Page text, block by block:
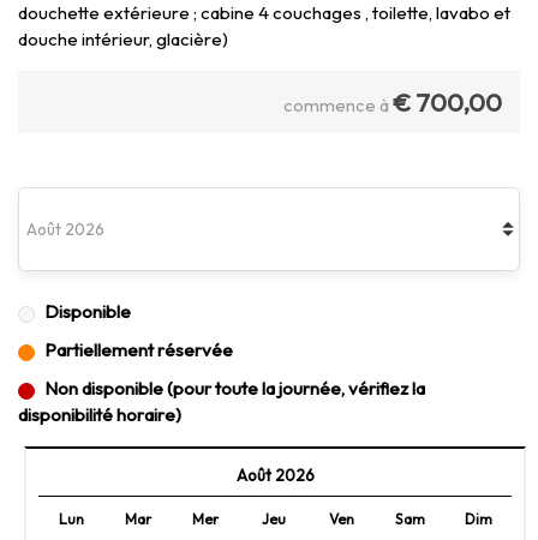
douchette extérieure ; cabine 4 couchages , toilette, lavabo et
douche intérieur, glacière)
commence à €700,00
Disponible
Partiellement réservée
Non disponible (pour toute la journée, vérifiez la
disponibilité horaire)
Août 2026
Lun Mar Mer Jeu Ven Sam Dim